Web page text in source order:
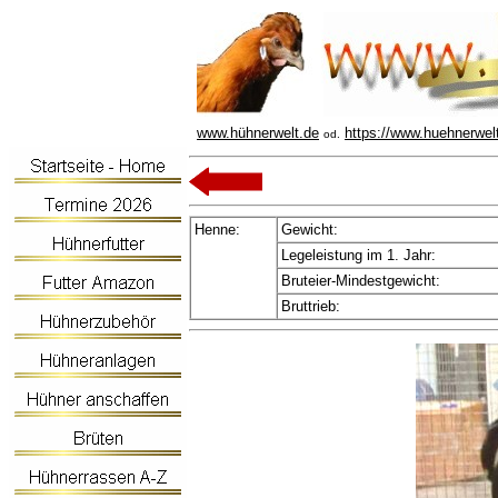
www.hühnerwelt.de od. https://
Henne:
Gewicht:
Legeleistung im 1. Jahr:
Bruteier-Mindestgewicht:
Bruttrieb: